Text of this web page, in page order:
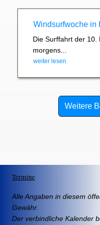
Windsurfwoche in
Die Surffahrt der 10.
morgens...
weiter lesen
Weitere
Termine
Alle Angaben in diesem
Gewähr.
Der verbindliche Kalender